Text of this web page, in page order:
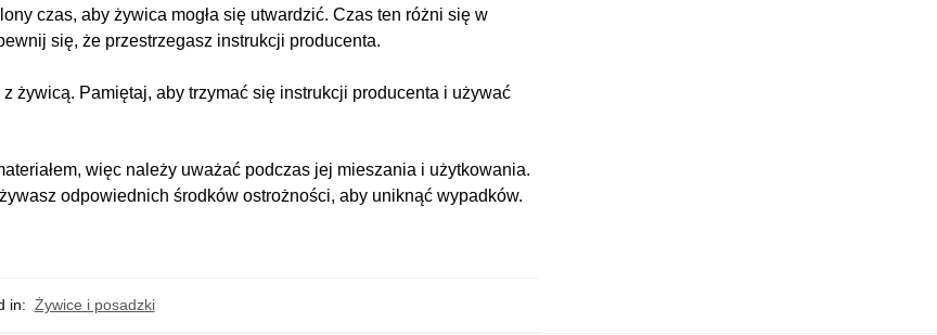
czas, aby żywica mogła się utwardzić. Czas ten różni się w
się, że przestrzegasz instrukcji producenta.
żywicą. Pamiętaj, aby trzymać się instrukcji producenta i używać
więc należy uważać podczas jej mieszania i użytkowania.
odpowiednich środków ostrożności, aby uniknąć wypadków.
in: Żywice i posadzki